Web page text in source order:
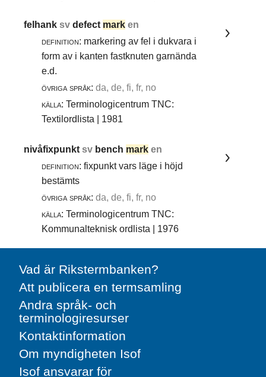
felhanksvdefect mark en
definition: markering av fel i dukvara i
form av i kanten fastknuten garnända
e.d.
övriga språk: da, de, fi, fr, no
källa: Terminologicentrum TNC:
Textilordlista | 1981
nivåfixpunktsv bench mark en
definition: fixpunkt vars läge i höjd
bestämts
övriga språk: da, de, fi, fr, no
källa: Terminologicentrum TNC:
Kommunalteknisk ordlista | 1976
Vad är Rikstermbanken?
Att publicera en termsamling
Andra språk- och
terminologiresurser
Kontaktinformation
Om myndigheten Isof
Isof ansvarar för